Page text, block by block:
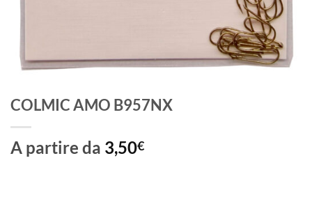
COLMIC AMO B957NX
A partire da 3,50€